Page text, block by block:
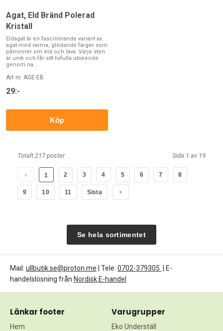
Agat, Eld Bränd Polerad
Kristall
Eldagat är en fascinerande variant av
agat med varma, glödande färger som
påminner om eld och lava. Varje sten
är unik och får sitt livfulla utseende
genom na...
Art nr. AGE-EB
29:-
Köp
Totalt 217 poster Sida 1 av 19
1 2 3 4 5 6 7 8
9 10 11 Sista
Se hela sortimentet
Mail: ullbutik.se@proton.me | Tele: 0702-379305
| E-
handelslösning från Nordisk E-handel
Länkar footer
Hem
Varugrupper
Eko Underställ